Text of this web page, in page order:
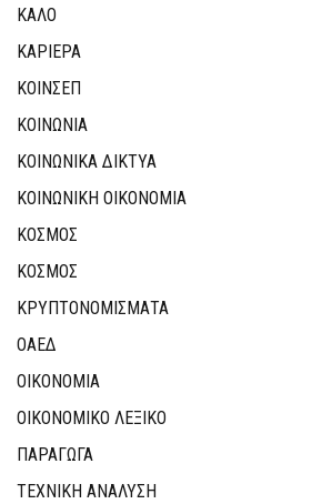
ΚΑΛΟ
ΚΑΡΙΕΡΑ
ΚΟΙΝΣΕΠ
ΚΟΙΝΩΝΙΑ
ΚΟΙΝΩΝΙΚΆ ΔΊΚΤΥΑ
ΚΟΙΝΩΝΙΚΉ ΟΙΚΟΝΟΜΊΑ
ΚΟΣΜΟΣ
ΚΟΣΜΟΣ
ΚΡΥΠΤΟΝΟΜΊΣΜΑΤΑ
ΟΑΕΔ
ΟΙΚΟΝΟΜΙΑ
ΟΙΚΟΝΟΜΙΚΟ ΛΕΞΙΚΟ
ΠΑΡΑΓΩΓΑ
ΤΕΧΝΙΚΗ ΑΝΑΛΥΣΗ